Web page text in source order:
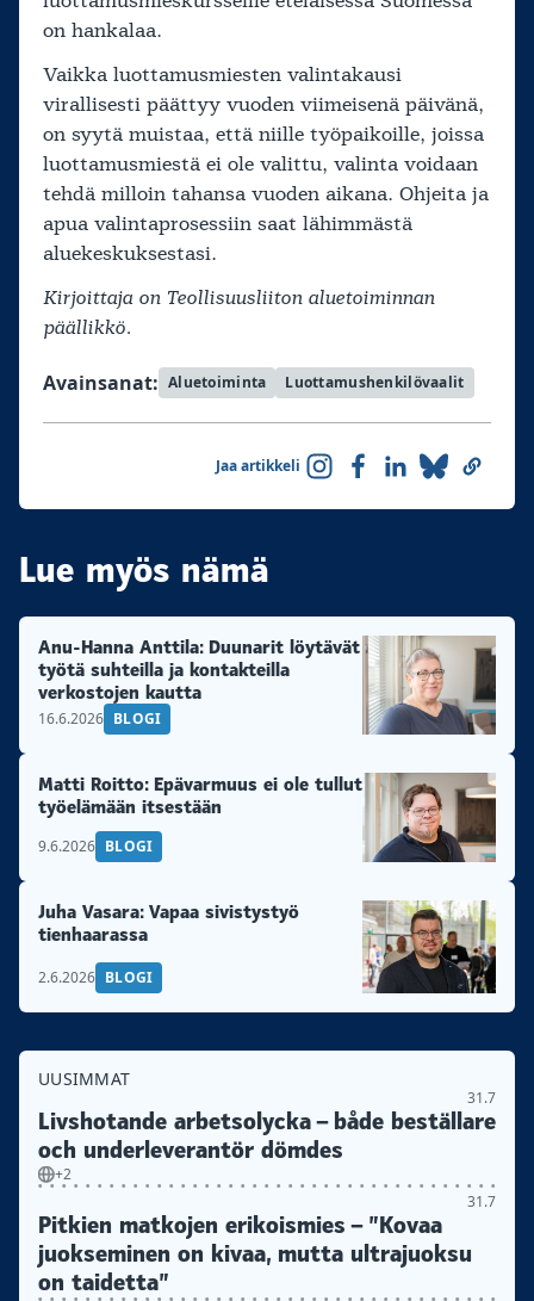
on hankalaa.
Vaikka luottamusmiesten valintakausi
virallisesti päättyy vuoden viimeisenä päivänä,
on syytä muistaa, että niille työpaikoille, joissa
luottamusmiestä ei ole valittu, valinta voidaan
tehdä milloin tahansa vuoden aikana. Ohjeita ja
apua valintaprosessiin saat lähimmästä
aluekeskuksestasi.
Kirjoittaja on Teollisuusliiton aluetoiminnan
päällikkö.
Avainsanat: Aluetoiminta Luottamushenkilövaalit
Jaa artikkeli
Lue myös nämä
Anu-Hanna Anttila: Duunarit löytävät
työtä suhteilla ja kontakteilla
verkostojen kautta
16.6.2026 BLOGI
Matti Roitto: Epävarmuus ei ole tullut
työelämään itsestään
9.6.2026 BLOGI
Juha Vasara: Vapaa sivistystyö
tienhaarassa
2.6.2026 BLOGI
UUSIMMAT
31.7
Livshotande arbetsolycka – både beställare
och underleverantör dömdes
+2
31.7
Pitkien matkojen erikoismies – ”Kovaa
juokseminen on kivaa, mutta ultrajuoksu
on taidetta”